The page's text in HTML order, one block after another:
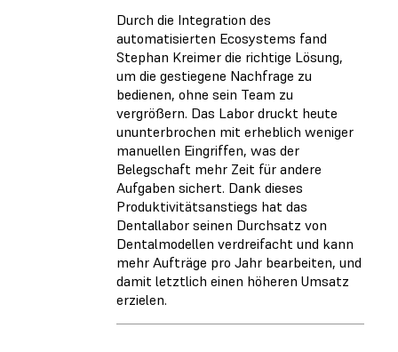
Durch die Integration des
automatisierten Ecosystems fand
Stephan Kreimer die richtige Lösung,
um die gestiegene Nachfrage zu
bedienen, ohne sein Team zu
vergrößern. Das Labor druckt heute
ununterbrochen mit erheblich weniger
manuellen Eingriffen, was der
Belegschaft mehr Zeit für andere
Aufgaben sichert. Dank dieses
Produktivitätsanstiegs hat das
Dentallabor seinen Durchsatz von
Dentalmodellen verdreifacht und kann
mehr Aufträge pro Jahr bearbeiten, und
damit letztlich einen höheren Umsatz
erzielen.